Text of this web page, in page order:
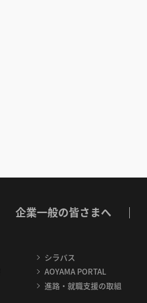
企業一般の皆さまへ
シラバス
AOYAMA PORTAL
進路・就職支援の取組